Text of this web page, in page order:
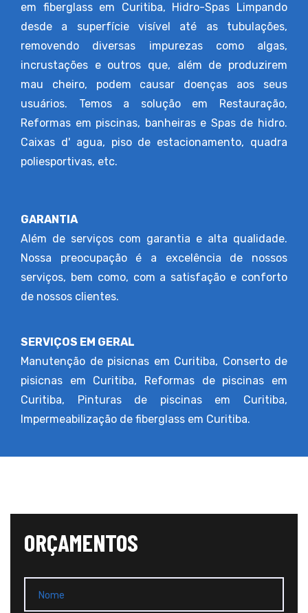
em fiberglass em Curitiba, Hidro-Spas Limpando
desde a superfície visível até as tubulações,
removendo diversas impurezas como algas,
incrustações e outros que, além de produzirem
mau cheiro, podem causar doenças aos seus
usuários. Temos a solução em Restauração,
Reformas em piscinas, banheiras e Spas de hidro.
Caixas d' agua, piso de estacionamento, quadra
poliesportivas, etc.
GARANTIA
Além de serviços com garantia e alta qualidade.
Nossa preocupação é a excelência de nossos
serviços, bem como, com a satisfação e conforto
de nossos clientes.
SERVIÇOS EM GERAL
Manutenção de pisicnas em Curitiba, Conserto de
pisicnas em Curitiba, Reformas de piscinas em
Curitiba, Pinturas de piscinas em Curitiba,
Impermeabilização de fiberglass em Curitiba.
ORÇAMENTOS